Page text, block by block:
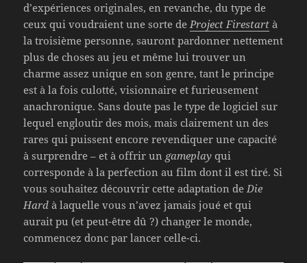
d’expériences originales, en revanche, du type de
ceux qui voudraient une sorte deProject Firestart à
la troisième personne, sauront pardonner nettement
plus de choses au jeu et même lui trouver un
charme assez unique en son genre, tant le principe
est à la fois culotté, visionnaire et furieusement
anachronique. Sans doute pas le type de logiciel sur
lequel engloutir des mois, mais clairement un des
rares qui puissent encore revendiquer une capacité
à surprendre – et à offrir un gameplay qui
corresponde à la perfection au film dont il est tiré. Si
vous souhaitez découvrir cette adaptation deDie
Hard à laquelle vous n’avez jamais joué et qui
aurait pu (et peut-être dû ?) changer le monde,
commencez donc par lancer celle-ci.